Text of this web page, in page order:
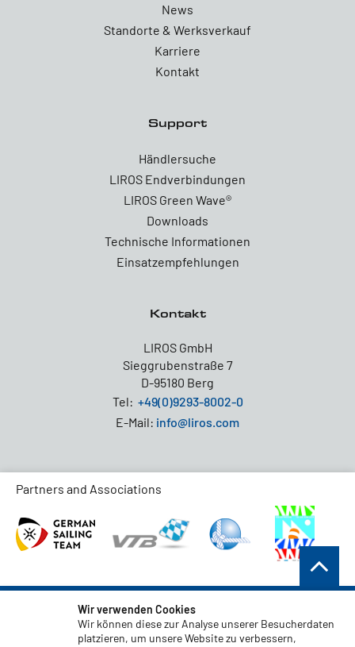
News
Standorte & Werksverkauf
Karriere
Kontakt
Support
Händlersuche
LIROS Endverbindungen
LIROS Green Wave®
Downloads
Technische Informationen
Einsatzempfehlungen
Kontakt
LIROS GmbH
Sieggrubenstraße 7
D-95180 Berg
Tel: +49(0)9293-8002-0
E-Mail: info@liros.com
Partners and Associations
AGB
Datenschutz
Wir verwenden Cookies
Wir können diese zur Analyse unserer Besucherdaten
platzieren, um unsere Website zu verbessern,